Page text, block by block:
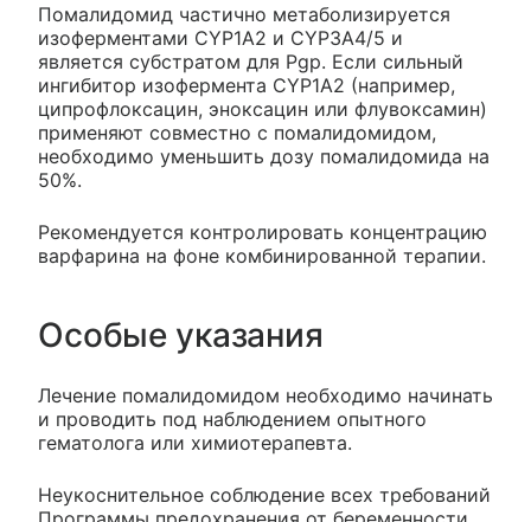
Помалидомид частично метаболизируется
изоферментами CYP1A2 и CYP3A4/5 и
является субстратом для Pgp. Если сильный
ингибитор изофермента CYP1A2 (например,
ципрофлоксацин, эноксацин или флувоксамин)
применяют совместно с помалидомидом,
необходимо уменьшить дозу помалидомида на
50%.
Рекомендуется контролировать концентрацию
варфарина на фоне комбинированной терапии.
Особые указания
Лечение помалидомидом необходимо начинать
и проводить под наблюдением опытного
гематолога или химиотерапевта.
Неукоснительное соблюдение всех требований